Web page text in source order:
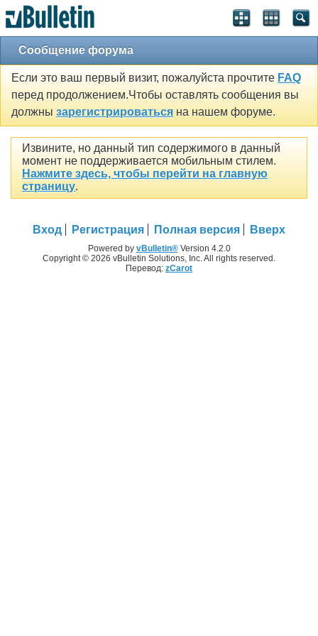
Сообщение форума
Если это ваш первый визит, пожалуйста прочтите FAQ
перед продолжением.Чтобы оставлять сообщения вы
должны зарегистрироваться на нашем форуме.
Извините, но данный тип содержимого в данный
момент не поддерживается мобильным стилем.
Нажмите здесь, чтобы перейти на главную
страницу.
Вход Регистрация Полная версия Вверх
Powered by vBulletin®Version 4.2.0
Copyright © 2026 vBulletin Solutions, Inc. All rights reserved.
Перевод: zCarot